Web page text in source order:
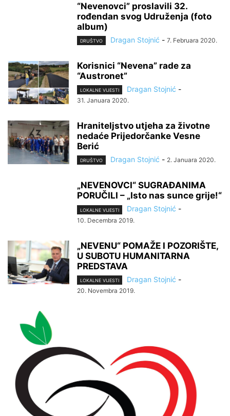
“Nevenovci” proslavili 32.
rođendan svog Udruženja (foto
album)
DRUŠTVO Dragan Stojnić - 7. Februara 2020.
Korisnici “Nevena” rade za
“Austronet”
LOKALNE VIJESTI Dragan Stojnić -
31. Januara 2020.
Hraniteljstvo utjeha za životne
nedaće Prijedorčanke Vesne
Berić
DRUŠTVO Dragan Stojnić - 2. Januara 2020.
„NEVENOVCI“ SUGRAĐANIMA
PORUČILI – „Isto nas sunce grije!“
LOKALNE VIJESTI Dragan Stojnić -
10. Decembra 2019.
„NEVENU“ POMAŽE I POZORIŠTE,
U SUBOTU HUMANITARNA
PREDSTAVA
LOKALNE VIJESTI Dragan Stojnić -
20. Novembra 2019.